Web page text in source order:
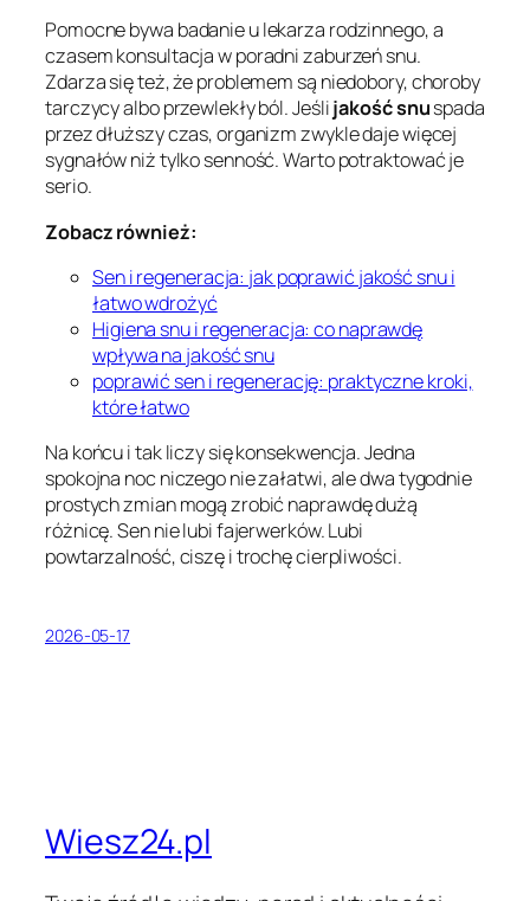
Pomocne bywa badanie u lekarza rodzinnego, a
czasem konsultacja w poradni zaburzeń snu.
Zdarza się też, że problemem są niedobory, choroby
tarczycy albo przewlekły ból. Jeślijakość snuspada
przez dłuższy czas, organizm zwykle daje więcej
sygnałów niż tylko senność. Warto potraktować je
serio.
Zobacz również:
Sen i regeneracja: jak poprawić jakość snu i
łatwo wdrożyć
Higiena snu i regeneracja: co naprawdę
wpływa na jakość snu
poprawić sen i regenerację: praktyczne kroki,
które łatwo
Na końcu i tak liczy się konsekwencja. Jedna
spokojna noc niczego nie załatwi, ale dwa tygodnie
prostych zmian mogą zrobić naprawdę dużą
różnicę. Sen nie lubi fajerwerków. Lubi
powtarzalność, ciszę i trochę cierpliwości.
2026-05-17
Wiesz24.pl